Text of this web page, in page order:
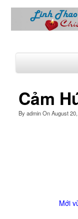
Trang Nhà
Bạn Đường
Cảm
ByadminOnAugust
Mới